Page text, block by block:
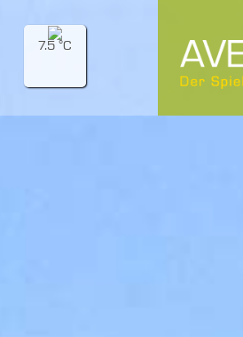
7.5 °C